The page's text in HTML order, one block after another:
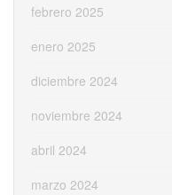
febrero 2025
enero 2025
diciembre 2024
noviembre 2024
abril 2024
marzo 2024